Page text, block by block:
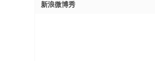
新浪微博秀